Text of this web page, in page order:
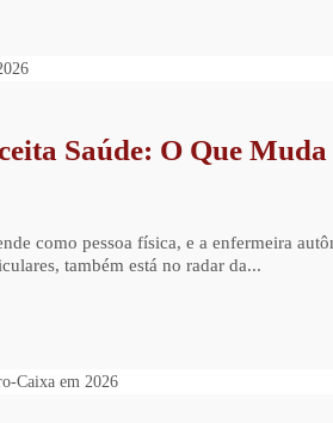
Saúde: O Que Muda
como pessoa física, e a enfermeira
também está no radar da...